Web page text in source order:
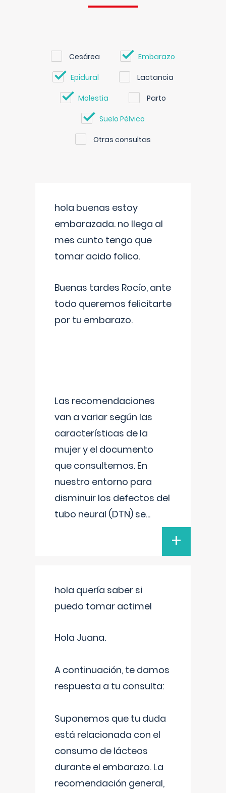
Cesárea Embarazo
Epidural Lactancia
Molestia Parto
Suelo Pélvico
Otras consultas
hola buenas estoy
embarazada. no llega al
mes cunto tengo que
tomar acido folico.
Buenas tardes Rocío, ante
todo queremos felicitarte
por tu embarazo.
Las recomendaciones
van a variar según las
características de la
mujer y el documento
que consultemos. En
nuestro entorno para
disminuir los defectos del
tubo neural (DTN) se...
+
hola quería saber si
puedo tomar actimel
Hola Juana.
A continuación, te damos
respuesta a tu consulta:
Suponemos que tu duda
está relacionada con el
consumo de lácteos
durante el embarazo. La
recomendación general,